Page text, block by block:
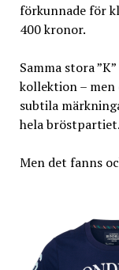
förkunnade för
400 kronor.
Samma stora
kollektion – men
subtila
hela bröstpartiet.
Men det fanns